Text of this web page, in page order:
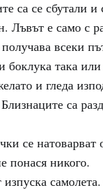
са се сбутали и
Лъвът е само с
всеки
боклука така
и гледа
са
се натоварват
понася никого.